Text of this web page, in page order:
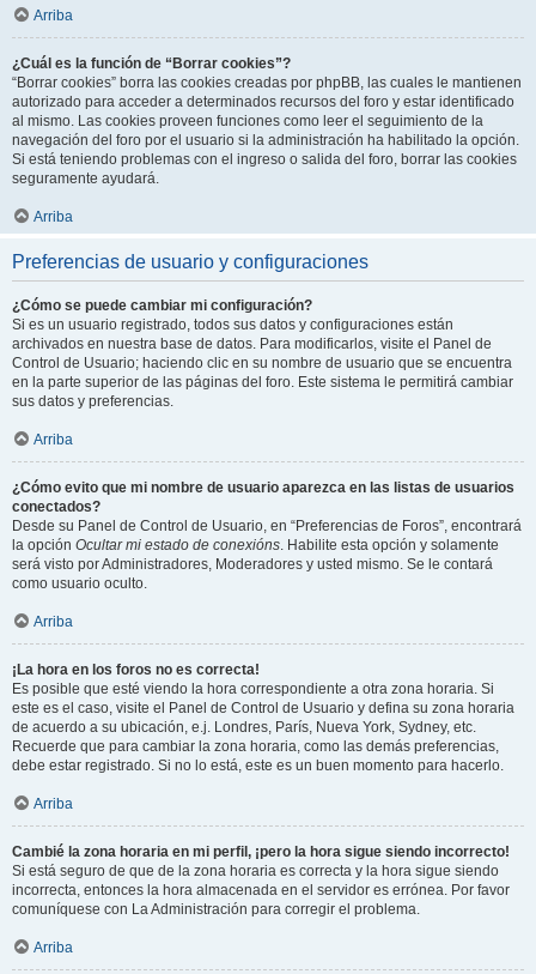
Arriba
¿Cuál es la función de “Borrar cookies”?
“Borrar cookies” borra las cookies creadas por phpBB, las cuales le mantienen
autorizado para acceder a determinados recursos del foro y estar identificado
al mismo. Las cookies proveen funciones como leer el seguimiento de la
navegación del foro por el usuario si la administración ha habilitado la opción.
Si está teniendo problemas con el ingreso o salida del foro, borrar las cookies
seguramente ayudará.
Arriba
Preferencias de usuario y configuraciones
¿Cómo se puede cambiar mi configuración?
Si es un usuario registrado, todos sus datos y configuraciones están
archivados en nuestra base de datos. Para modificarlos, visite el Panel de
Control de Usuario; haciendo clic en su nombre de usuario que se encuentra
en la parte superior de las páginas del foro. Este sistema le permitirá cambiar
sus datos y preferencias.
Arriba
¿Cómo evito que mi nombre de usuario aparezca en las listas de usuarios
conectados?
Desde su Panel de Control de Usuario, en “Preferencias de Foros”, encontrará
la opción Ocultar mi estado de conexións. Habilite esta opción y solamente
será visto por Administradores, Moderadores y usted mismo. Se le contará
como usuario oculto.
Arriba
¡La hora en los foros no es correcta!
Es posible que esté viendo la hora correspondiente a otra zona horaria. Si
este es el caso, visite el Panel de Control de Usuario y defina su zona horaria
de acuerdo a su ubicación, e.j. Londres, París, Nueva York, Sydney, etc.
Recuerde que para cambiar la zona horaria, como las demás preferencias,
debe estar registrado. Si no lo está, este es un buen momento para hacerlo.
Arriba
Cambié la zona horaria en mi perfil, ¡pero la hora sigue siendo incorrecto!
Si está seguro de que de la zona horaria es correcta y la hora sigue siendo
incorrecta, entonces la hora almacenada en el servidor es errónea. Por favor
comuníquese con La Administración para corregir el problema.
Arriba